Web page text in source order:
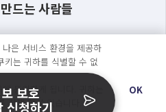
드는 사람들
겠습니다.
.
리를 보장하겠습니다.
은 서비스 환경을 제공하
키는 귀하를 식별할 수 없
동의하게 됩니다. 귀하는
삭제 할 수있습니다.
OK
보호
신청하기